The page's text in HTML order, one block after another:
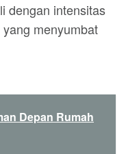
dengan intensitas
menyumbat
Depan Rumah